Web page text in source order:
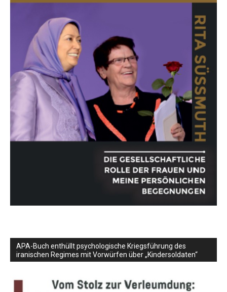
APA-Buch enthüllt psychologische Kriegsführung des
iranischen Regimes mit Vorwürfen über „Kindersoldaten“